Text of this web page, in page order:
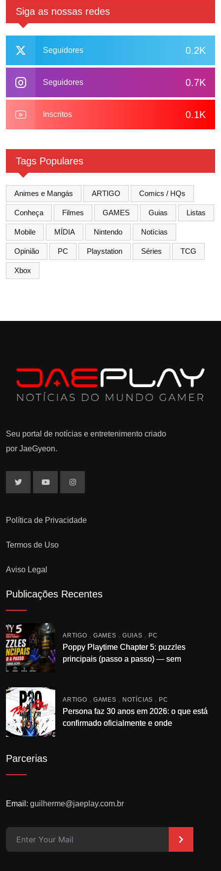
Siga as nossas redes
0.2K
Seguidores
0.7K
Seguidores
0.1K
Inscritos
Tags Populares
Animes e Mangás ARTIGO Comics / HQs
Conheça Filmes GAMES Guias Listas
Mobile MÍDIA Nintendo Notícias
Opinião PC Playstation Séries TCG
Xbox
Seu portal de notícias e entretenimento criado
por JaeGyeon.
Política de Privacidade
Termos de Uso
Aviso Legal
Publicações Recentes
ARTIGO , GAMES , GUIAS , PC
Poppy Playtime Chapter 5: puzzles
principais (passo a passo) — sem
ARTIGO , GAMES , NOTÍCIAS , PC
Persona faz 30 anos em 2026: o que está
confirmado oficialmente e onde
Parcerias
Email: guilherme@jaeplay.com.br
>